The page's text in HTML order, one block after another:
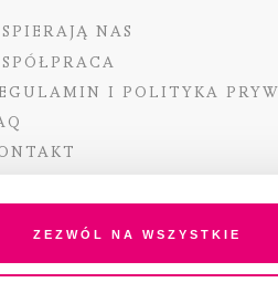
Zezwól na wszystkie
NAS
I POLITYKA